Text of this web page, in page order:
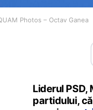
Photos – Octav Ganea
Liderul
partidului,